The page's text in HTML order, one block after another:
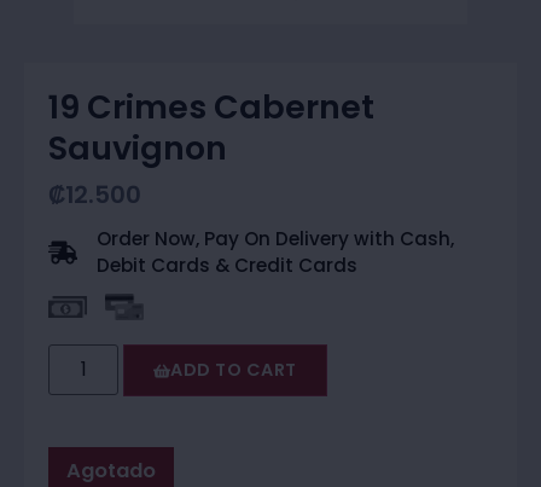
19 Crimes Cabernet
Sauvignon
₡12.500
Order Now, Pay On Delivery with Cash,
Debit Cards & Credit Cards
ADD TO CART
Agotado